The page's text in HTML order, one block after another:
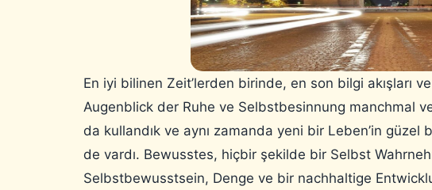
En iyi bilinen Zeit’lerden birinde, en son bilgi akışları
Augenblick der Ruhe ve Selbstbesinnung manchmal
da kullandık ve aynı zamanda yeni bir Leben’in
de vardı. Bewusstes, hiçbir şekilde bir Selbst
Selbstbewusstsein, Denge ve bir nachhaltige